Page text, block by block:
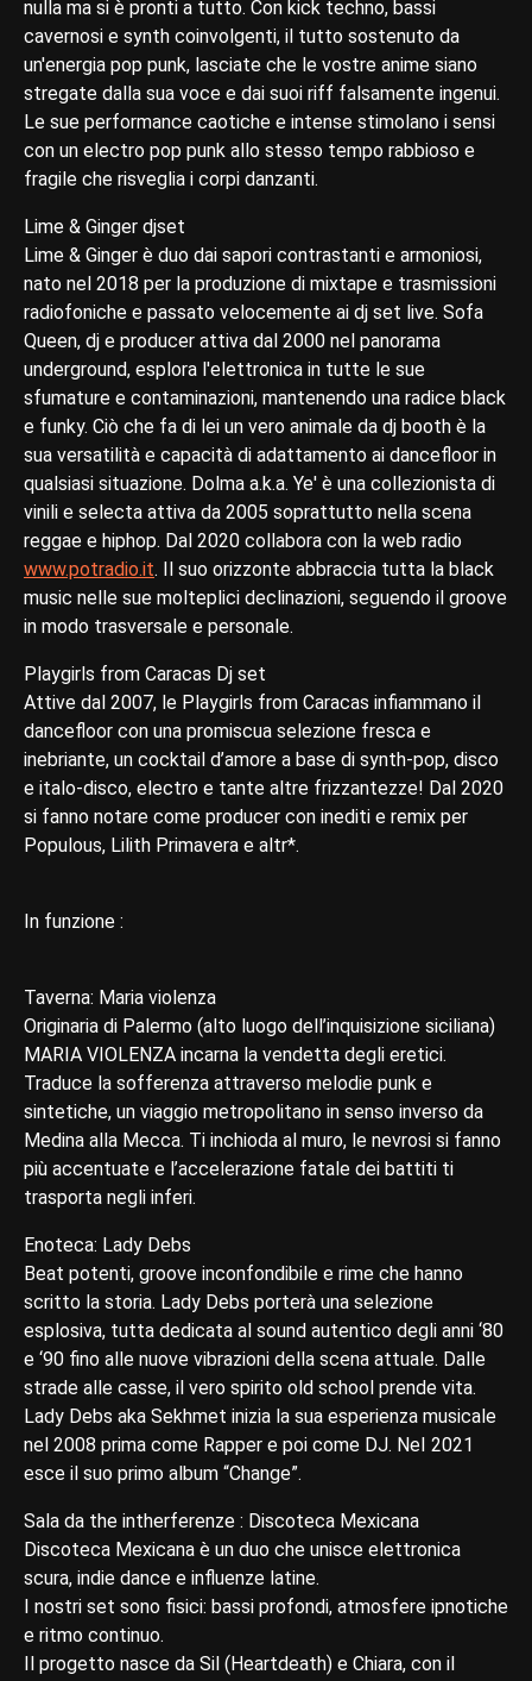
nulla ma si è pronti a tutto. Con kick techno, bassi
cavernosi e synth coinvolgenti, il tutto sostenuto da
un'energia pop punk, lasciate che le vostre anime siano
stregate dalla sua voce e dai suoi riff falsamente ingenui.
Le sue performance caotiche e intense stimolano i sensi
con un electro pop punk allo stesso tempo rabbioso e
fragile che risveglia i corpi danzanti.
Lime & Ginger djset
Lime & Ginger è duo dai sapori contrastanti e armoniosi,
nato nel 2018 per la produzione di mixtape e trasmissioni
radiofoniche e passato velocemente ai dj set live. Sofa
Queen, dj e producer attiva dal 2000 nel panorama
underground, esplora l'elettronica in tutte le sue
sfumature e contaminazioni, mantenendo una radice black
e funky. Ciò che fa di lei un vero animale da dj booth è la
sua versatilità e capacità di adattamento ai dancefloor in
qualsiasi situazione. Dolma a.k.a. Ye' è una collezionista di
vinili e selecta attiva da 2005 soprattutto nella scena
reggae e hiphop. Dal 2020 collabora con la web radio
www.potradio.it. Il suo orizzonte abbraccia tutta la black
music nelle sue molteplici declinazioni, seguendo il groove
in modo trasversale e personale.
Playgirls from Caracas Dj set
Attive dal 2007, le Playgirls from Caracas infiammano il
dancefloor con una promiscua selezione fresca e
inebriante, un cocktail d’amore a base di synth-pop, disco
e italo-disco, electro e tante altre frizzantezze! Dal 2020
si fanno notare come producer con inediti e remix per
Populous, Lilith Primavera e altr*.
In funzione :
Taverna: Maria violenza
Originaria di Palermo (alto luogo dell’inquisizione siciliana)
MARIA VIOLENZA incarna la vendetta degli eretici.
Traduce la sofferenza attraverso melodie punk e
sintetiche, un viaggio metropolitano in senso inverso da
Medina alla Mecca. Ti inchioda al muro, le nevrosi si fanno
più accentuate e l’accelerazione fatale dei battiti ti
trasporta negli inferi.
Enoteca: Lady Debs
Beat potenti, groove inconfondibile e rime che hanno
scritto la storia. Lady Debs porterà una selezione
esplosiva, tutta dedicata al sound autentico degli anni ‘80
e ‘90 fino alle nuove vibrazioni della scena attuale. Dalle
strade alle casse, il vero spirito old school prende vita.
Lady Debs aka Sekhmet inizia la sua esperienza musicale
nel 2008 prima come Rapper e poi come DJ. NeI 2021
esce il suo primo album “Change”.
Sala da the intherferenze : Discoteca Mexicana
Discoteca Mexicana è un duo che unisce elettronica
scura, indie dance e influenze latine.
I nostri set sono fisici: bassi profondi, atmosfere ipnotiche
e ritmo continuo.
Il progetto nasce da Sil (Heartdeath) e Chiara, con il